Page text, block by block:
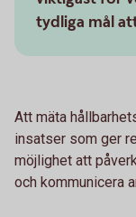
tydliga mål
Att mäta
insatser som ger
möjlighet att
och kommunicera